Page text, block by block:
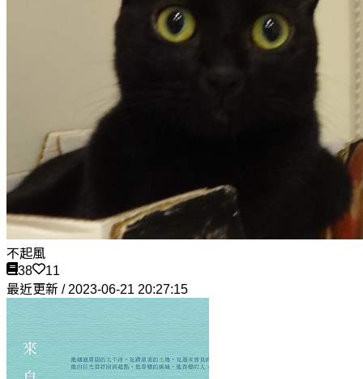
不起風
38
11
最近更新 / 2023-06-21 20:27:15